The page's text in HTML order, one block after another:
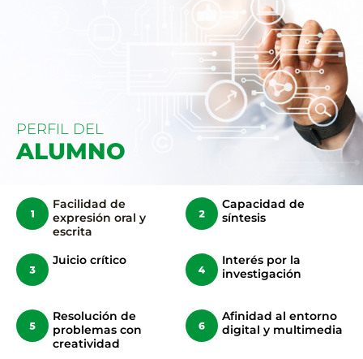
PERFIL DEL
ALUMNO
Facilidad de
expresión oral y
escrita
Capacidad de
síntesis
Juicio crítico
Interés por la
investigación
Resolución de
problemas con
creatividad
Afinidad al entorno
digital y multimedia